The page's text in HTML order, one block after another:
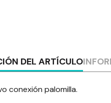
DEL ARTÍCULO
conexión palomilla.